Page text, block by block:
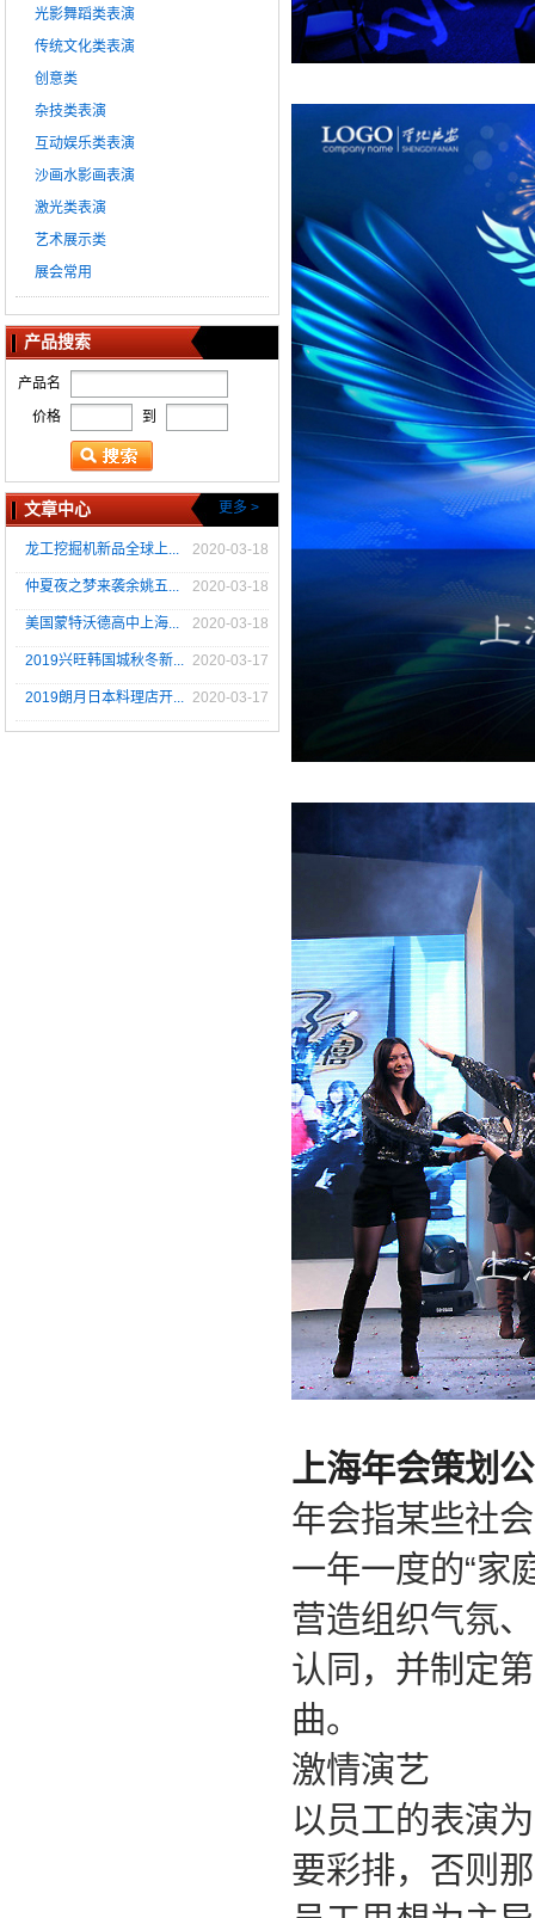
上海年会策划
年会指某些社
一年一度的“家
营造组织气氛
认同，并制定
曲。
激情演艺
以员工的表演
要彩排，否则
光影舞蹈类表演
传统文化类表演
创意类
杂技类表演
互动娱乐类表演
沙画水影画表演
激光类表演
艺术展示类
展会常用
产品搜索
产品名
价格
到
文章中心 更多 >
龙工挖掘机新品全球上... 2020-03-18
仲夏夜之梦来袭余姚五... 2020-03-18
美国蒙特沃德高中上海... 2020-03-18
2019兴旺韩国城秋冬新... 2020-03-17
2019朗月日本料理店开... 2020-03-17